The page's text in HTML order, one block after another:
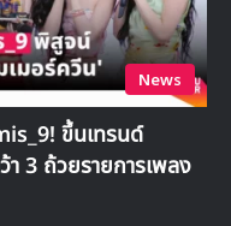
News
ขึ้นเทรนด์
3 ถ้วยรายการเพลง